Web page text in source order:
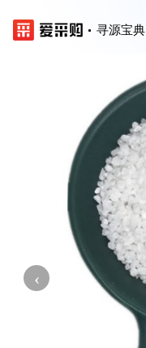
寻源宝典
‹